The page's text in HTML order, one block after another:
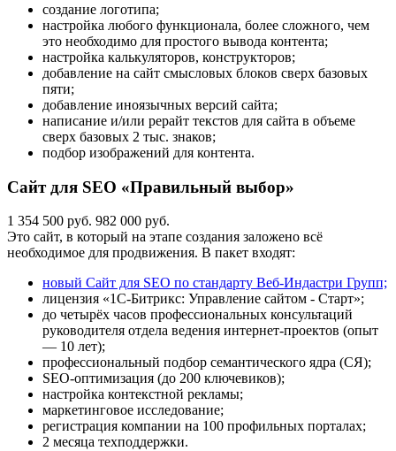
создание логотипа;
настройка любого функционала, более сложного, чем
это необходимо для простого вывода контента;
настройка калькуляторов, конструкторов;
добавление на сайт смысловых блоков сверх базовых
пяти;
добавление иноязычных версий сайта;
написание и/или рерайт текстов для сайта в объеме
сверх базовых 2 тыс. знаков;
подбор изображений для контента.
Сайт для SEO «Правильный выбор»
1 354 500 руб. 982 000 руб.
Это сайт, в который на этапе создания заложено всё
необходимое для продвижения. В пакет входят:
новый Сайт для SEO по стандарту Веб-Индастри Групп;
лицензия «1С-Битрикс: Управление сайтом - Старт»;
до четырёх часов профессиональных консультаций
руководителя отдела ведения интернет-проектов (опыт
— 10 лет);
профессиональный подбор семантического ядра (СЯ);
SEO-оптимизация (до 200 ключевиков);
настройка контекстной рекламы;
маркетинговое исследование;
регистрация компании на 100 профильных порталах;
2 месяца техподдержки.